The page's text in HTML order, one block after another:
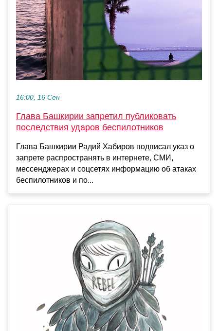
16:00, 16 Сен
Глава Башкирии запретил публиковать
последствия ударов беспилотников
Глава Башкирии Радий Хабиров подписал указ о
запрете распространять в интернете, СМИ,
мессенджерах и соцсетях информацию об атаках
беспилотников и по...